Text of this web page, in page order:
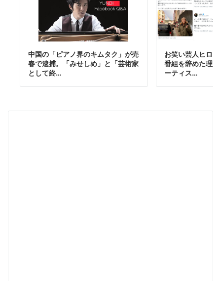
中国の「ピアノ界のキムタク」が売
春で逮捕。「みせしめ」と「芸術家
として終…
お笑い芸人ヒロ
番組を辞めた理
ーティス…